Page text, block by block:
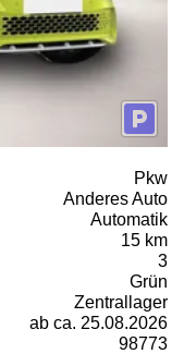
Pkw
Anderes Auto
Automatik
15 km
3
Grün
Zentrallager
ab ca. 25.08.2026
98773